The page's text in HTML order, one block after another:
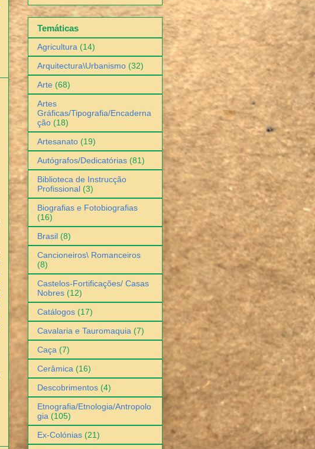
Temáticas
Agricultura (14)
Arquitectura\Urbanismo (32)
Arte (68)
Artes
Gráficas/Tipografia/Encaderna
ção (18)
Artesanato (19)
Autógrafos/Dedicatórias (81)
Biblioteca de Instrucção
Profissional (3)
Biografias e Fotobiografias
(16)
Brasil (8)
Cancioneiros\ Romanceiros
(8)
Castelos-Fortificações/ Casas
Nobres (12)
Catálogos (17)
Cavalaria e Tauromaquia (7)
Caça (7)
Cerâmica (16)
Descobrimentos (4)
Etnografia/Etnologia/Antropolo
gia (105)
Ex-Colónias (21)